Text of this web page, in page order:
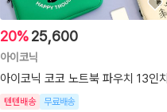
20%25,600
아이코닉
아이코닉 코코 노트북 파우치 13인치
텐텐배송 무료배송